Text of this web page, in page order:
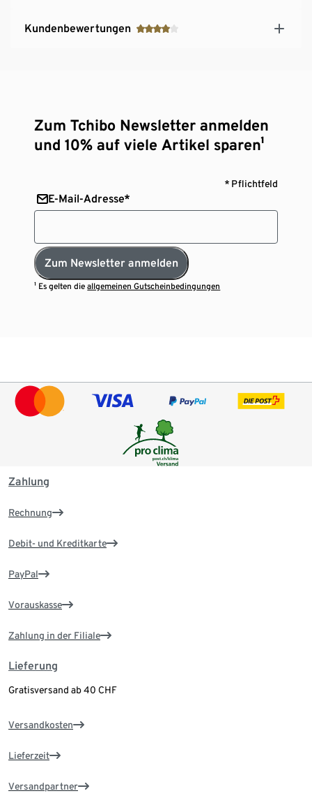
Kundenbewertungen
Zum Tchibo Newsletter anmelden
und 10% auf viele Artikel sparen¹
* Pflichtfeld
E-Mail-Adresse*
Zum Newsletter anmelden
¹ Es gelten dieallgemeinen Gutscheinbedingungen
Zahlung
Rechnung
Debit- und Kreditkarte
PayPal
Vorauskasse
Zahlung in der Filiale
Lieferung
Gratisversand ab 40 CHF
Versandkosten
Lieferzeit
Versandpartner